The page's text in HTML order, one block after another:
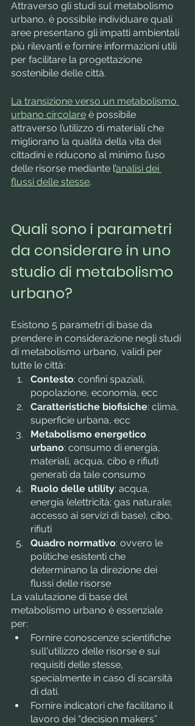
Attraverso gli studi sul metabolismo
urbano, è possibile individuare quali
aree presentano gli impatti ambientali
più rilevanti e fornire informazioni utili
per facilitare la progettazione
sostenibile delle città.
La transizione verso un metabolismo
urbano circolare è possibile
attraverso l’utilizzo di materiali che
migliorano la qualità della vita dei
cittadini e riducono al minimo l’uso
delle risorse mediante l’analisi dei
flussi delle stesse.
Quali sono i parametri
da considerare in uno
studio di metabolismo
urbano?
Esistono 5 parametri di base da
prendere in considerazione negli studi
di metabolismo urbano, validi per
tutte le città:
Contesto: confini spaziali,
popolazione, economia, ecc
Caratteristiche biofisiche: clima,
superficie urbana, ecc
Metabolismo energetico
urbano: consumo di energia,
materiali, acqua, cibo e rifiuti
generati da tale consumo
Ruolo delle utility: acqua,
energia (elettricità; gas naturale;
accesso ai servizi di base), cibo,
rifiuti
Quadro normativo: ovvero le
politiche esistenti che
determinano la direzione dei
flussi delle risorse
La valutazione di base del
metabolismo urbano è essenziale
per:
Fornire conoscenze scientifiche
sull'utilizzo delle risorse e sui
requisiti delle stesse,
specialmente in caso di scarsità
di dati.
Fornire indicatori che facilitano il
lavoro dei “decision makers”